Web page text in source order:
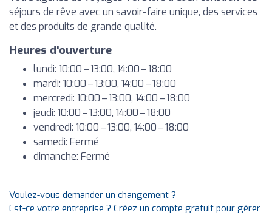
séjours de rêve avec un savoir-faire unique, des services
et des produits de grande qualité.
Heures d'ouverture
lundi: 10:00 – 13:00, 14:00 – 18:00
mardi: 10:00 – 13:00, 14:00 – 18:00
mercredi: 10:00 – 13:00, 14:00 – 18:00
jeudi: 10:00 – 13:00, 14:00 – 18:00
vendredi: 10:00 – 13:00, 14:00 – 18:00
samedi: Fermé
dimanche: Fermé
Voulez-vous demander un changement ?
Est-ce votre entreprise ? Créez un compte gratuit pour gérer